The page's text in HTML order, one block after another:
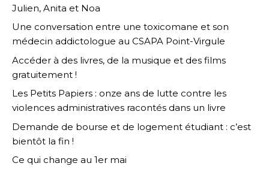
Julien, Anita et Noa
Une conversation entre une toxicomane et son
médecin addictologue au CSAPA Point-Virgule
Accéder à des livres, de la musique et des films
gratuitement !
Les Petits Papiers : onze ans de lutte contre les
violences administratives racontés dans un livre
Demande de bourse et de logement étudiant : c’est
bientôt la fin !
Ce qui change au 1er mai